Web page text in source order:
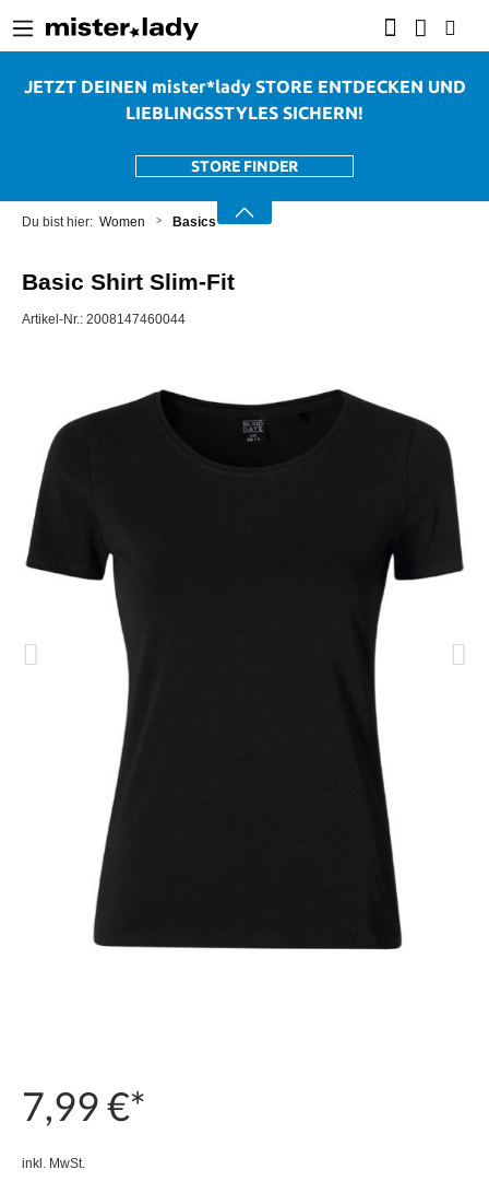
JETZT DEINEN mister*lady STORE ENTDECKEN UND
LIEBLINGSSTYLES SICHERN!
STORE FINDER
Women Basics
Basic Shirt Slim-Fit
Artikel-Nr.: 2008147460044
7,99 €*
inkl. MwSt.